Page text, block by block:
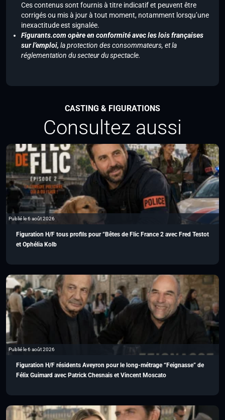
Ces contenus sont fournis à titre indicatif et peuvent être
corrigés ou mis à jour à tout moment, notamment lorsqu’une
inexactitude est signalée.
Figurants.com opère en conformité avec les lois françaises
sur l’emploi, la protection des consommateurs, et la
réglementation du secteur du spectacle.
CASTING & FIGURATIONS
Consultez aussi
Publié le 6 août 2026
Figuration H/F tous profils pour “Bêtes de Flic France 2 avec Fred Testot
et Ophélia Kolb
Publié le 6 août 2026
Figuration H/F résidents Aveyron pour le long-métrage “Feignasse” de
Félix Guimard avec Patrick Chesnais et Vincent Moscato